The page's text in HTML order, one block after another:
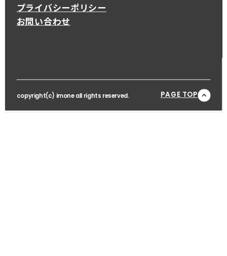
プライバシーポリシー
お問い合わせ
copyright(c) imone all rights reserved. PAGE TOP